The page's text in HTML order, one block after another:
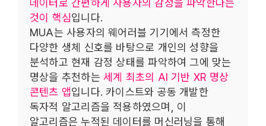
것이 핵심입니다.
MUA는 사용자의 웨어러블 기기에서 측정한
다양한 생체 신호를 바탕으로 개인의 성향을
분석하고 현재 감정 상태를 파악하여 그에 맞는
명상을 추천하는세계 최초의 AI 기반 XR 명상
콘텐츠 앱입니다. 카이스트와 공동 개발한
독자적 알고리즘을 적용하였으며, 이
알고리즘은 누적된 데이터를 머신러닝을 통해